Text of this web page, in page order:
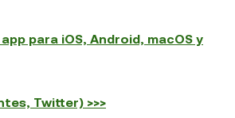
para iOS, Android, macOS y
Twitter) >>>